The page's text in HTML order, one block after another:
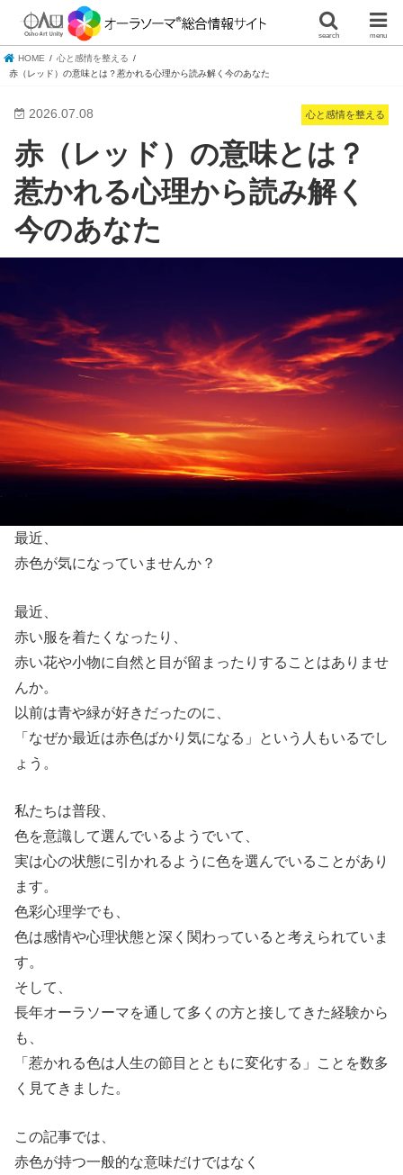
search menu
HOME
心と感情を整える
赤（レッド）の意味とは？惹かれる心理から読み解く今のあなた
心と感情を整える
2026.07.08
赤（レッド）の意味とは？
惹かれる心理から読み解く
今のあなた
最近、
赤色が気になっていませんか？
最近、
赤い服を着たくなったり、
赤い花や小物に自然と目が留まったりすることはありませ
んか。
以前は青や緑が好きだったのに、
「なぜか最近は赤色ばかり気になる」という人もいるでし
ょう。
私たちは普段、
色を意識して選んでいるようでいて、
実は心の状態に引かれるように色を選んでいることがあり
ます。
色彩心理学でも、
色は感情や心理状態と深く関わっていると考えられていま
す。
そして、
長年オーラソーマを通して多くの方と接してきた経験から
も、
「惹かれる色は人生の節目とともに変化する」ことを数多
く見てきました。
この記事では、
赤色が持つ一般的な意味だけではなく